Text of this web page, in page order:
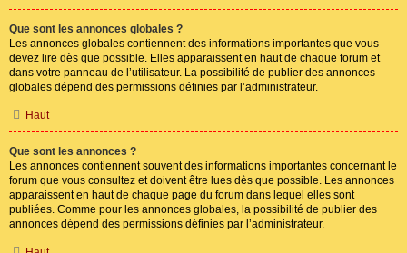
Que sont les annonces globales ?
Les annonces globales contiennent des informations importantes que vous
devez lire dès que possible. Elles apparaissent en haut de chaque forum et
dans votre panneau de l’utilisateur. La possibilité de publier des annonces
globales dépend des permissions définies par l’administrateur.
Haut
Que sont les annonces ?
Les annonces contiennent souvent des informations importantes concernant le
forum que vous consultez et doivent être lues dès que possible. Les annonces
apparaissent en haut de chaque page du forum dans lequel elles sont
publiées. Comme pour les annonces globales, la possibilité de publier des
annonces dépend des permissions définies par l’administrateur.